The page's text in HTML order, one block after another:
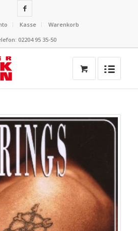
Kasse
Warenkorb
02204 95 35-50